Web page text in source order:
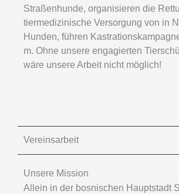
Straßenhunde, organisieren die
tiermedizinische Versorgung von in
Hunden, führen
m. Ohne unsere engagierten
wäre unsere Arbeit nicht möglich!
Vereinsarbeit
Unsere Mission
Allein in der bosnischen Hauptstadt